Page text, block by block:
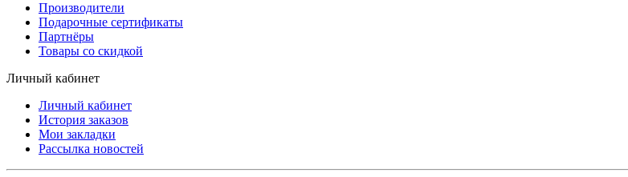
Производители
Подарочные сертификаты
Партнёры
Товары со скидкой
Личный кабинет
Личный кабинет
История заказов
Мои закладки
Рассылка новостей